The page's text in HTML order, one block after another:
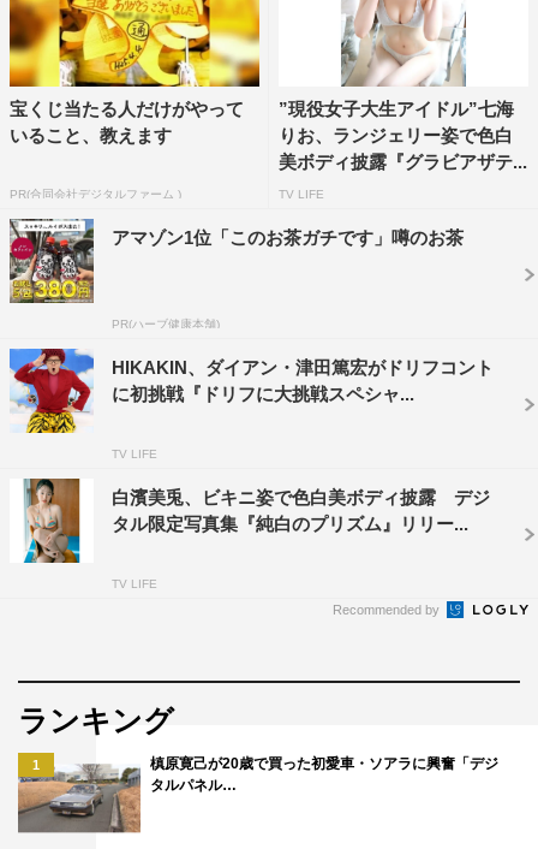
宝くじ当たる人だけがやって
いること、教えます
PR(合同会社デジタルファーム )
”現役女子大生アイドル”七海
りお、ランジェリー姿で色白
美ボディ披露『グラビアザテ...
TV LIFE
アマゾン1位「このお茶ガチです」噂のお茶
PR(ハーブ健康本舗)
HIKAKIN、ダイアン・津田篤宏がドリフコント
に初挑戦『ドリフに大挑戦スペシャ...
TV LIFE
白濱美兎、ビキニ姿で色白美ボディ披露 デジ
タル限定写真集『純白のプリズム』リリー...
TV LIFE
Recommended by
ランキング
1
槙原寛己が20歳で買った初愛車・ソアラに興奮「デジ
タルパネル…